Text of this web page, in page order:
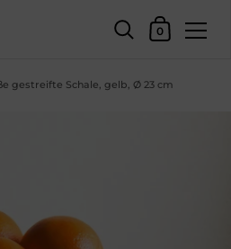
Einkaufswagen
0
gestreifte Schale, gelb, Ø 23 cm